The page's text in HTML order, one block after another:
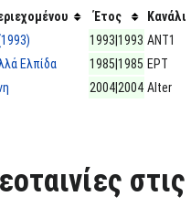
Έτος
Κανάλι
1993|1993 ΑΝΤ1
Ελπίδα
1985|1985 ΕΡΤ
2004|2004 Alter